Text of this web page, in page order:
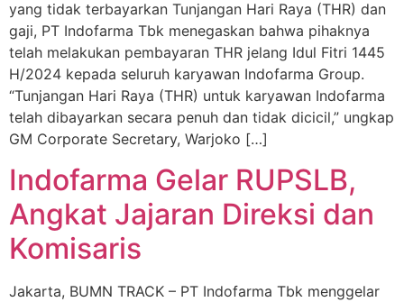
yang tidak terbayarkan Tunjangan Hari Raya (THR) dan
gaji, PT Indofarma Tbk menegaskan bahwa pihaknya
telah melakukan pembayaran THR jelang Idul Fitri 1445
H/2024 kepada seluruh karyawan Indofarma Group.
“Tunjangan Hari Raya (THR) untuk karyawan Indofarma
telah dibayarkan secara penuh dan tidak dicicil,” ungkap
GM Corporate Secretary, Warjoko […]
Indofarma Gelar RUPSLB,
Angkat Jajaran Direksi dan
Komisaris
Jakarta, BUMN TRACK – PT Indofarma Tbk menggelar